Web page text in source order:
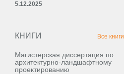
5.12.2025
КНИГИ Все книги
Магистерская диссертация по
архитектурно-ландшафтному
проектированию